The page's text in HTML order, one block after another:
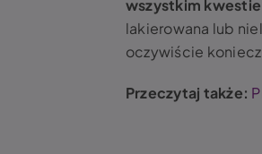
wszystkim
lakierowana lub
oczywiście
Przeczytaj także: